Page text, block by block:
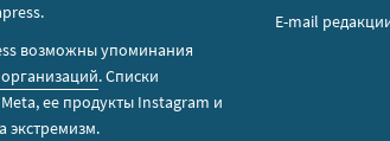
возможны упоминания
. Списки
ее продукты Instagram и
экстремизм.
E-mail